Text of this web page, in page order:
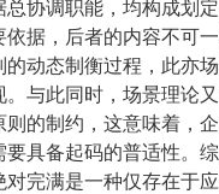
总协调职能，均构成划
依据，后者的内容不可
的动态制衡过程，此亦
。与此同时，场景理论
则的制约，这意味着，
要具备起码的普适性。
对完满是一种仅存在于